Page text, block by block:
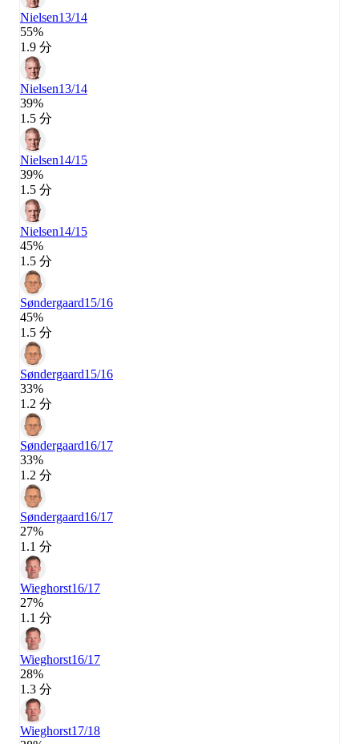
Nielsen13/14
55%
1.9 分
Nielsen13/14
39%
1.5 分
Nielsen14/15
39%
1.5 分
Nielsen14/15
45%
1.5 分
Søndergaard15/16
45%
1.5 分
Søndergaard15/16
33%
1.2 分
Søndergaard16/17
33%
1.2 分
Søndergaard16/17
27%
1.1 分
Wieghorst16/17
27%
1.1 分
Wieghorst16/17
28%
1.3 分
Wieghorst17/18